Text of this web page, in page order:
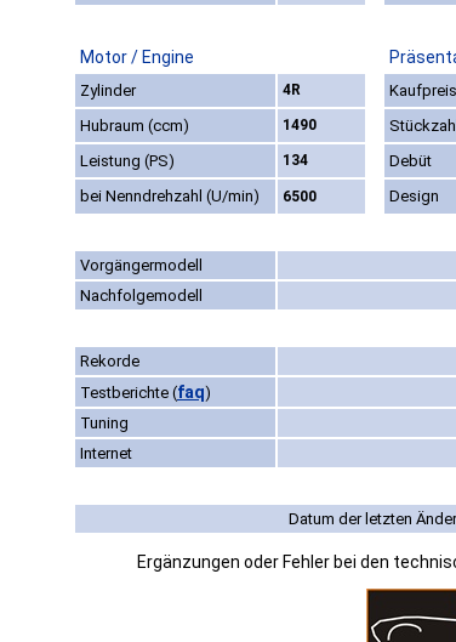
Motor / Engine
Zylinder 4R
Hubraum (ccm)
1490 Stückzahl
Leistung (PS) 134
Debüt
bei Nenndrehzahl (U/min)
6500 Design
Vorgängermodell
Nachfolgemodell
Rekorde
Testberichte (faq)
Tuning
Internet
Datum der letzten
Ergänzungen oder Fehler bei den